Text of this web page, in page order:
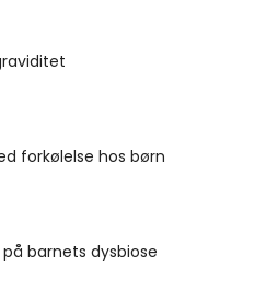
forkølelse hos børn
barnets dysbiose